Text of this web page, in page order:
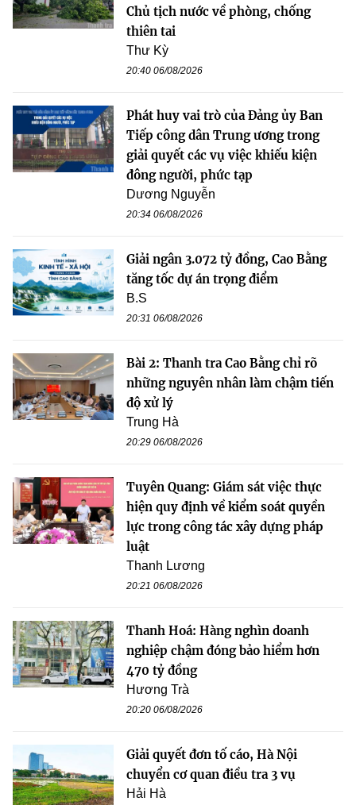
Chủ tịch nước về phòng, chống
thiên tai
Thư Kỳ
20:40 06/08/2026
Phát huy vai trò của Đảng ủy Ban
Tiếp công dân Trung ương trong
giải quyết các vụ việc khiếu kiện
đông người, phức tạp
Dương Nguyễn
20:34 06/08/2026
Giải ngân 3.072 tỷ đồng, Cao Bằng
tăng tốc dự án trọng điểm
B.S
20:31 06/08/2026
Bài 2: Thanh tra Cao Bằng chỉ rõ
những nguyên nhân làm chậm tiến
độ xử lý
Trung Hà
20:29 06/08/2026
Tuyên Quang: Giám sát việc thực
hiện quy định về kiểm soát quyền
lực trong công tác xây dựng pháp
luật
Thanh Lương
20:21 06/08/2026
Thanh Hoá: Hàng nghìn doanh
nghiệp chậm đóng bảo hiểm hơn
470 tỷ đồng
Hương Trà
20:20 06/08/2026
Giải quyết đơn tố cáo, Hà Nội
chuyển cơ quan điều tra 3 vụ
Hải Hà